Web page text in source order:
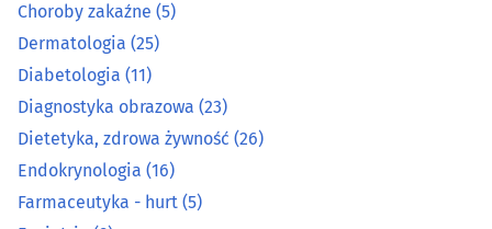
Gastroenterologia(8)
Gastrologia(8)
Genetyka(3)
Ginekologia, położnictwo
Choroby zakaźne (5)
Dermatologia (25)
Diabetologia (11)
Diagnostyka obrazowa (23)
Dietetyka, zdrowa żywność (26)
Endokrynologia (16)
Farmaceutyka - hurt (5)